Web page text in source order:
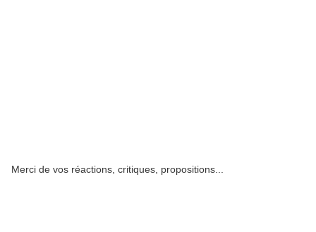
Merci de vos réactions, critiques, propositions...